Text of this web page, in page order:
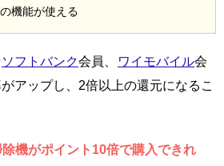
機能が使える
ソフトバンク会員、 ワイモバイル会
アップし、2倍以上の還元になるこ
機がポイント10倍で購入できれ